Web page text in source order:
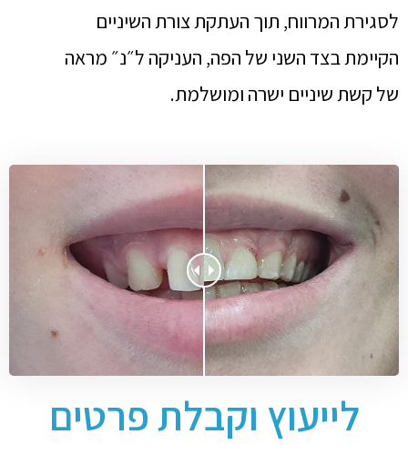
לסגירת המרווח, תוך העתקת צורת השיניים
הקיימת בצד השני של הפה, העניקה ל״נ״ מראה
של קשת שיניים ישרה ומושלמת.
לייעוץ וקבלת פרטים